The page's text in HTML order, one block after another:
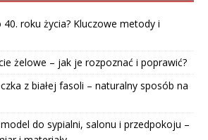
40. roku życia? Kluczowe metody i
żelowe – jak je rozpoznać i poprawić?
z białej fasoli – naturalny sposób na
do sypialni, salonu i przedpokoju –